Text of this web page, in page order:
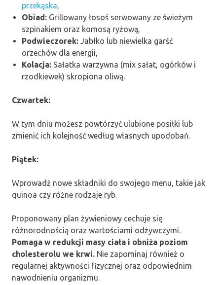
przekąska,
Obiad: Grillowany łosoś serwowany ze świeżym
szpinakiem oraz komosą ryżową,
Podwieczorek: Jabłko lub niewielka garść
orzechów dla energii,
Kolacja: Sałatka warzywna (mix sałat, ogórków i
rzodkiewek) skropiona oliwą.
Czwartek:
W tym dniu możesz powtórzyć ulubione posiłki lub
zmienić ich kolejność według własnych upodobań.
Piątek:
Wprowadź nowe składniki do swojego menu, takie jak
quinoa czy różne rodzaje ryb.
Proponowany plan żywieniowy cechuje się
różnorodnością oraz wartościami odżywczymi.
Pomaga w redukcji masy ciała i obniża poziom
cholesterolu we krwi. Nie zapominaj również o
regularnej aktywności fizycznej oraz odpowiednim
nawodnieniu organizmu.